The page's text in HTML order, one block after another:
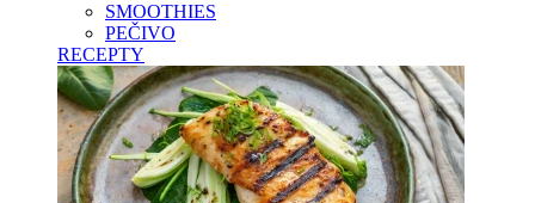
SMOOTHIES
PEČIVO
RECEPTY